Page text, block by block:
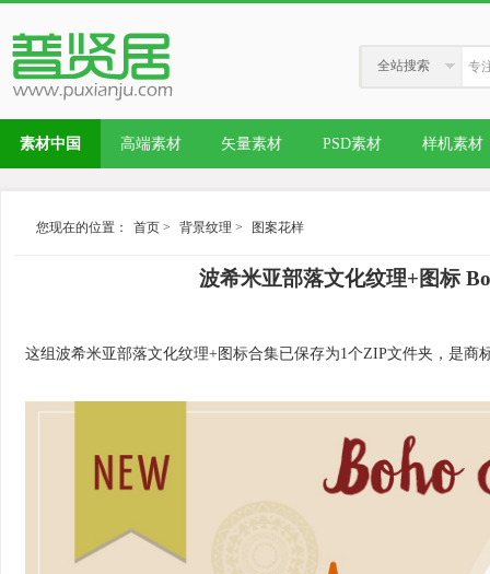
全站搜索
素材中国 高端素材 矢量素材 PSD素材 样机素材
您现在的位置： 首页 > 背景纹理 > 图案花样
波希米亚部落文化纹理+图标
这组波希米亚部落文化纹理+图标合集已保存为1个ZIP文件夹，是